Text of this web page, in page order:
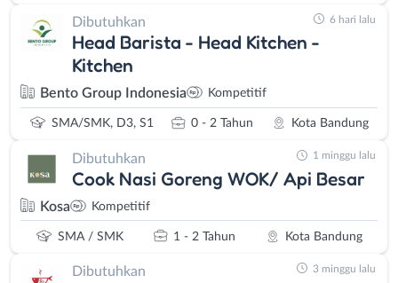
Dibutuhkan
Head Barista - Head Kitchen -
Kitchen
Bento Group Indonesia Kompetitif
SMA/SMK, D3, S1 0 - 2 Tahun Kota Bandung
6 hari lalu
Dibutuhkan
Cook Nasi Goreng WOK/ Api Besar
Kosa Kompetitif
SMA / SMK 1 - 2 Tahun Kota Bandung
1 minggu lalu
Dibutuhkan 3 minggu lalu